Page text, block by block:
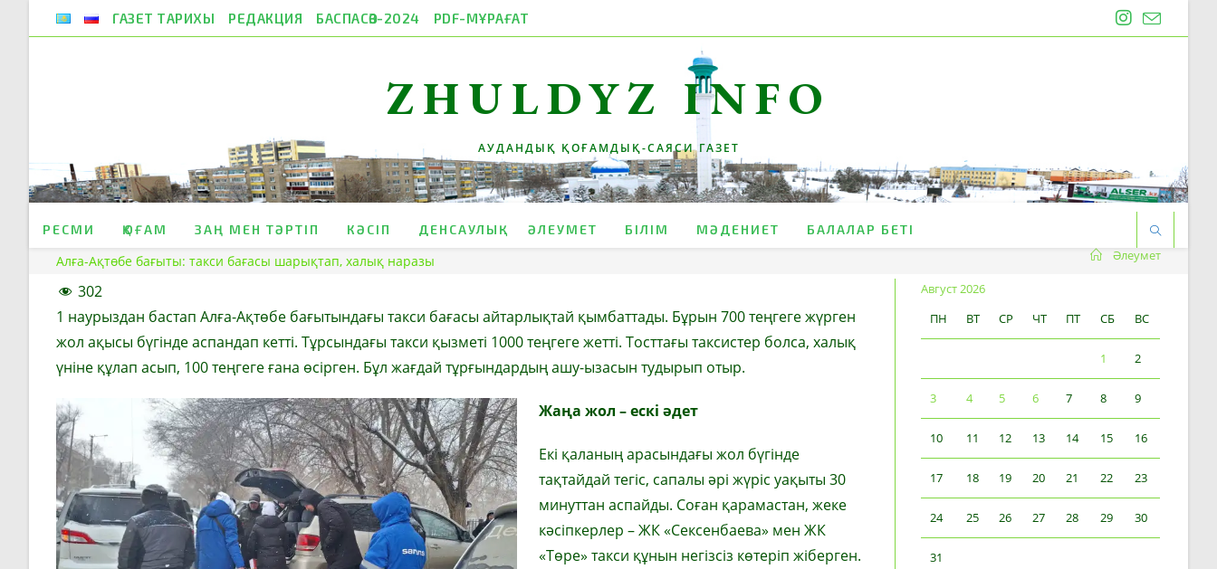
ГАЗЕТ ТАРИХЫ РЕДАКЦИЯ БАСПАСӨЗ-2024 PDF-МҰРАҒАТ
ZHULDYZ INFO
АУДАНДЫҚ ҚОҒАМДЫҚ-САЯСИ ГАЗЕТ
РЕСМИ ҚОҒАМ ЗАҢ МЕН ТӘРТІП КӘСІП ДЕНСАУЛЫҚ ӘЛЕУМЕТ БІЛІМ МӘДЕНИЕТ БАЛАЛАР БЕТІ
Алға-Ақтөбе бағыты: такси бағасы шарықтап, халық наразы Әлеумет
302
1 наурыздан бастап Алға-Ақтөбе бағытындағы такси бағасы айтарлықтай қымбаттады. Бұрын 700 теңгеге жүрген
жол ақысы бүгінде аспандап кетті. Тұрсындағы такси қызметі 1000 теңгеге жетті. Тосттағы таксистер болса, халық
үніне құлап асып, 100 теңгеге ғана өсірген. Бұл жағдай тұрғындардың ашу-ызасын тудырып отыр.
Жаңа жол – ескі әдет
Екі қаланың арасындағы жол бүгінде
тақтайдай тегіс, сапалы әрі жүріс уақыты 30
минуттан аспайды. Соған қарамастан, жеке
кәсіпкерлер – ЖК «Сексенбаева» мен ЖК
«Төре» такси құнын негізсіз көтеріп жіберген.
Август 2026
ПН
ВТ СР ЧТ ПТ СБ ВС
1 2
3 4 5 6 7 8 9
10 11 12 13 14 15 16
17 18 19 20 21 22 23
24 25 26 27 28 29 30
31